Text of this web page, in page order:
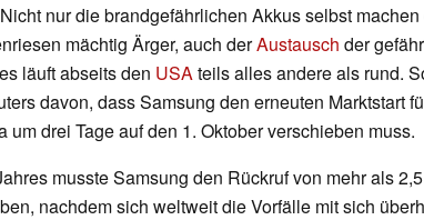
nur die brandgefährlichen Akkus selbst machen
mächtig Ärger, auch derAustausch der
läuft abseits den USAteils alles andere als rund.
davon, dass Samsung den erneuten Marktstart
um drei Tage auf den 1. Oktober verschieben muss.
musste Samsung den Rückruf von mehr als
nachdem sich weltweit die Vorfälle mit sich